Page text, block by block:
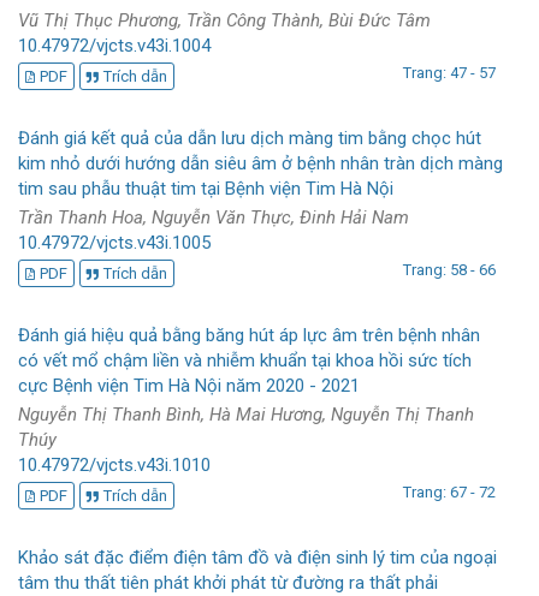
Vũ Thị Thục Phương, Trần Công Thành, Bùi Đức Tâm
10.47972/vjcts.v43i.1004
PDF Trích dẫn Trang: 47 - 57
Đánh giá kết quả của dẫn lưu dịch màng tim bằng chọc hút
kim nhỏ dưới hướng dẫn siêu âm ở bệnh nhân tràn dịch màng
tim sau phẫu thuật tim tại Bệnh viện Tim Hà Nội
Trần Thanh Hoa, Nguyễn Văn Thực, Đinh Hải Nam
10.47972/vjcts.v43i.1005
PDF Trích dẫn Trang: 58 - 66
Đánh giá hiệu quả bằng băng hút áp lực âm trên bệnh nhân
có vết mổ chậm liền và nhiễm khuẩn tại khoa hồi sức tích
cực Bệnh viện Tim Hà Nội năm 2020 - 2021
Nguyễn Thị Thanh Bình, Hà Mai Hương, Nguyễn Thị Thanh
Thúy
10.47972/vjcts.v43i.1010
PDF Trích dẫn Trang: 67 - 72
Khảo sát đặc điểm điện tâm đồ và điện sinh lý tim của ngoại
tâm thu thất tiên phát khởi phát từ đường ra thất phải